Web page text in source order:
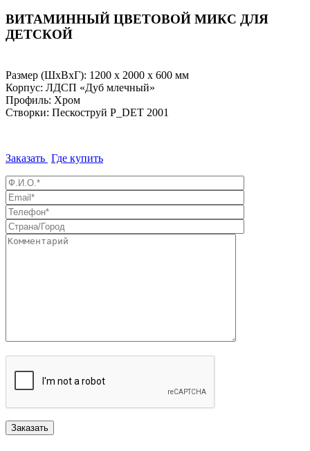
ВИТАМИННЫЙ ЦВЕТОВОЙ МИКС ДЛЯ
ДЕТСКОЙ
Размер (ШхВхГ): 1200 х 2000 х 600 мм
Корпус: ЛДСП «Дуб млечный»
Профиль: Хром
Створки: Пескоструй P_DET 2001
Заказать Где купить